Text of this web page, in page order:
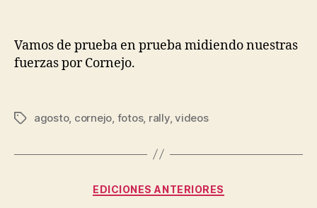
Vamos de prueba en prueba midiendo nuestras
fuerzas por Cornejo.
agosto, cornejo fotos, rally,videos
EDICIONES ANTERIORES